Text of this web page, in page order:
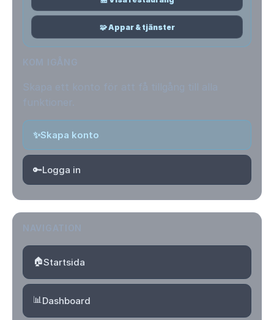
🧩 Appar & tjänster
✨Skapa konto
🔑Logga in
🏠Startsida
📊Dashboard